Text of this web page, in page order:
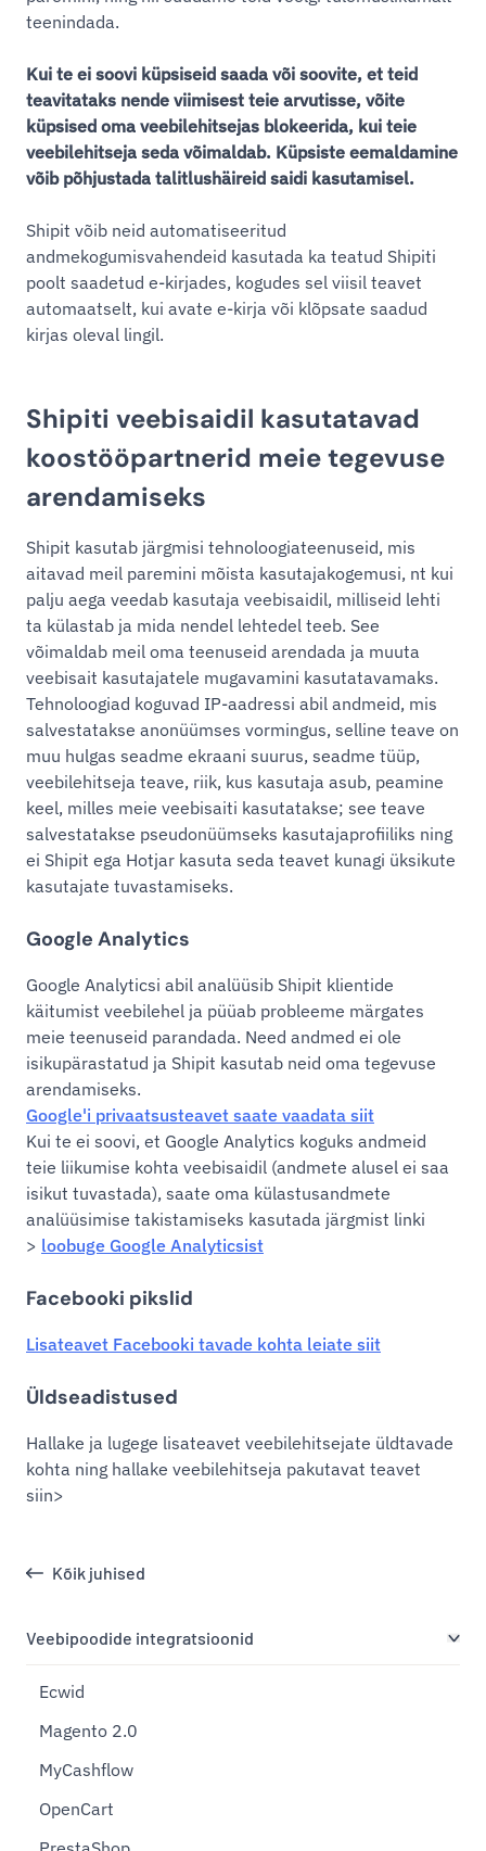
Kõik juhised
Veebipoodide integratsioonid
Ecwid
Magento 2.0
MyCashflow
OpenCart
teenindada.
Kui te ei soovi küpsiseid saada või soovite, et teid
teavitataks nende viimisest teie arvutisse, võite
küpsised oma veebilehitsejas blokeerida, kui teie
veebilehitseja seda võimaldab. Küpsiste eemaldamine
võib põhjustada talitlushäireid saidi kasutamisel.
Shipit võib neid automatiseeritud
andmekogumisvahendeid kasutada ka teatud Shipiti
poolt saadetud e-kirjades, kogudes sel viisil teavet
automaatselt, kui avate e-kirja või klõpsate saadud
kirjas oleval lingil.
Shipiti veebisaidil kasutatavad
koostööpartnerid meie tegevuse
arendamiseks
Shipit kasutab järgmisi tehnoloogiateenuseid, mis
aitavad meil paremini mõista kasutajakogemusi, nt kui
palju aega veedab kasutaja veebisaidil, milliseid lehti
ta külastab ja mida nendel lehtedel teeb. See
võimaldab meil oma teenuseid arendada ja muuta
veebisait kasutajatele mugavamini kasutatavamaks.
Tehnoloogiad koguvad IP-aadressi abil andmeid, mis
salvestatakse anonüümses vormingus, selline teave on
muu hulgas seadme ekraani suurus, seadme tüüp,
veebilehitseja teave, riik, kus kasutaja asub, peamine
keel, milles meie veebisaiti kasutatakse; see teave
salvestatakse pseudonüümseks kasutajaprofiiliks ning
ei Shipit ega Hotjar kasuta seda teavet kunagi üksikute
kasutajate tuvastamiseks.
Google Analytics
Google Analyticsi abil analüüsib Shipit klientide
käitumist veebilehel ja püüab probleeme märgates
meie teenuseid parandada. Need andmed ei ole
isikupärastatud ja Shipit kasutab neid oma tegevuse
arendamiseks.
Google'i privaatsusteavet saate vaadata siit
Kui te ei soovi, et Google Analytics koguks andmeid
teie liikumise kohta veebisaidil (andmete alusel ei saa
isikut tuvastada), saate oma külastusandmete
analüüsimise takistamiseks kasutada järgmist linki
> loobuge Google Analyticsist
Facebooki pikslid
Lisateavet Facebooki tavade kohta leiate siit
Üldseadistused
Hallake ja lugege lisateavet veebilehitsejate üldtavade
kohta ning hallake veebilehitseja pakutavat teavet
siin>